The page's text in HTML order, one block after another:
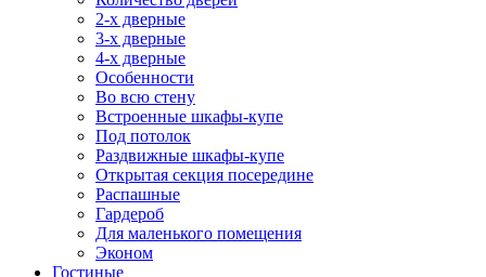
2-х дверные
3-х дверные
4-х дверные
Особенности
Во всю стену
Встроенные шкафы-купе
Под потолок
Раздвижные шкафы-купе
Открытая секция посередине
Распашные
Гардероб
Для маленького помещения
Эконом
Гостиные